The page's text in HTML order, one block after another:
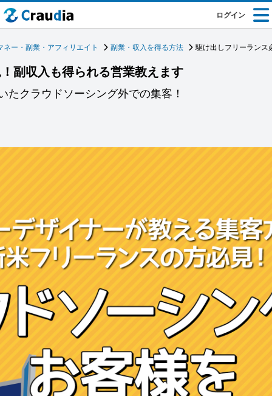
ログイン
ネー・副業・アフィリエイト 副業・収入を得る方法 駆け出しフリーランス
副収入も得られる営業教えます
たクラウドソーシング外での集客！